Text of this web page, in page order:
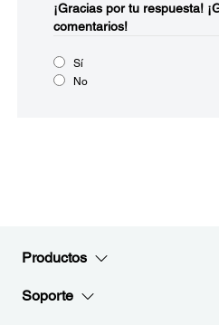
¡Gracias por tu respuesta!
comentarios!
Sí
No
Productos
Soporte